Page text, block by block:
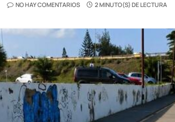
NO HAY COMENTARIOS 2 MINUTO(S) DE LECTURA